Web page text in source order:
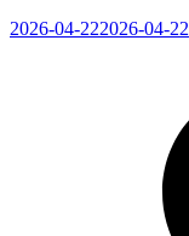
2026-04-222026-04-22